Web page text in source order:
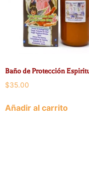
Baño de Protección
$35.00
Añadir al carrito